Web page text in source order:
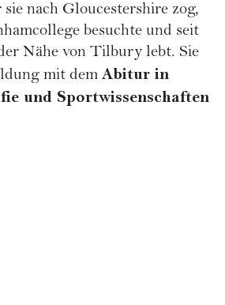
nach Gloucestershire zog,
besuchte und seit
Nähe von Tilbury lebt. Sie
mit dem Abitur in
und Sportwissenschaften